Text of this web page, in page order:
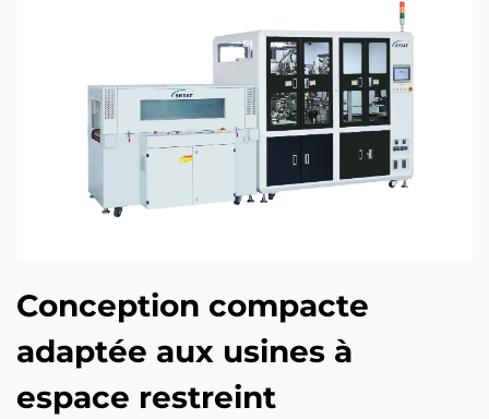
Conception compacte
adaptée aux usines à
espace restreint